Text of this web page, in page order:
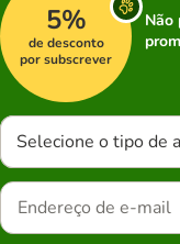
5%
de desconto
por subscrever
Não
Selecione o tipo de